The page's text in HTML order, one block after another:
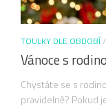
TOULKY DLE OBDOBÍ/
Vánoce s
Chystáte se s
pravidelně? Pokud